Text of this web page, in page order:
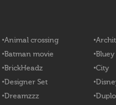
Animal crossing
Batman movie
BrickHeadz
Designer Set
Dreamzzz
Bluey
City